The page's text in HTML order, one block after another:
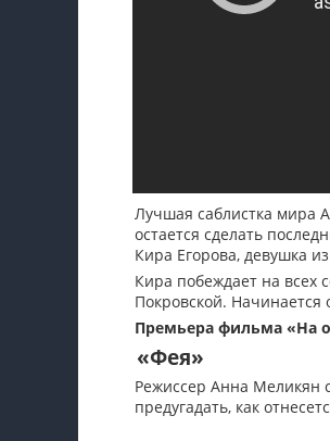
Лучшая саблистка мира
остается сделать
Кира Егорова, девушка
Кира побеждает на всех
Покровской. Начинается
Премьера фильма «На
«Фея»
Режиссер Анна Меликян
предугадать, как